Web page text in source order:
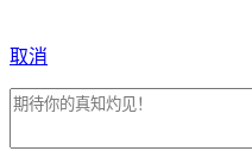
取消